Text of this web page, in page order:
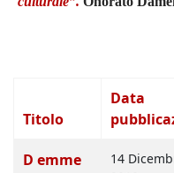
Titolo
Data
D emme
14